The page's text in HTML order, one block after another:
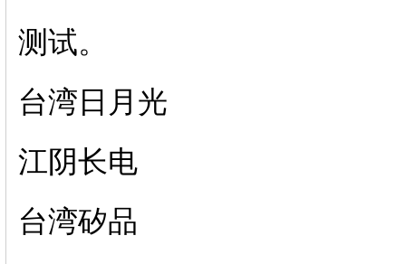
测试。
台湾日月光
江阴长电
台湾矽品